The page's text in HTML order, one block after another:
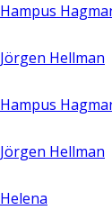
Hampus
Jörgen Hellman
Hampus
Jörgen Hellman
Helena